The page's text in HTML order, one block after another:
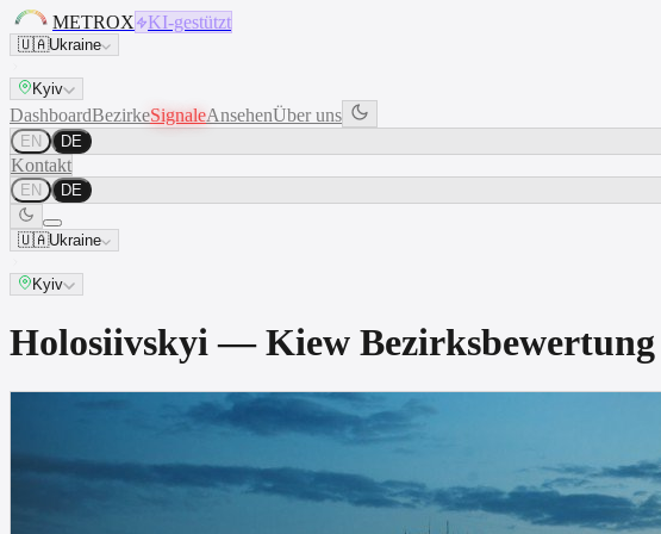
METROX KI-gestützt
🇺🇦Ukraine
Kyiv
DashboardBezirkeSignaleAnsehenÜber uns
EN DE
Kontakt
EN DE
🇺🇦Ukraine
Kyiv
Holosiivskyi — Kiew